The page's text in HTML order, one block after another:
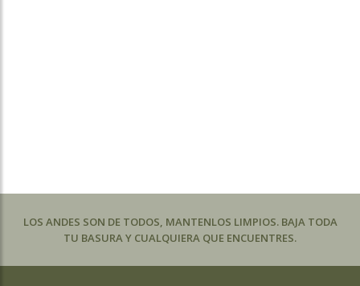
LOS ANDES SON DE TODOS, MANTENLOS LIMPIOS. BAJA TODA
TU BASURA Y CUALQUIERA QUE ENCUENTRES.